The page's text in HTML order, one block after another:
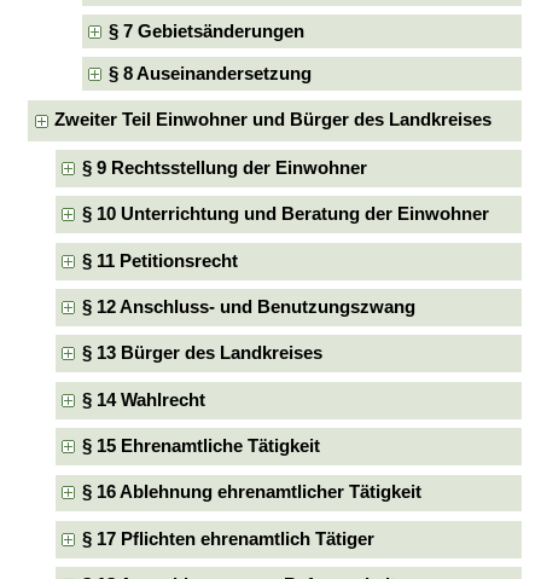
§ 7 Gebietsänderungen
§ 8 Auseinandersetzung
Zweiter Teil Einwohner und Bürger des Landkreises
§ 9 Rechtsstellung der Einwohner
§ 10 Unterrichtung und Beratung der Einwohner
§ 11 Petitionsrecht
§ 12 Anschluss- und Benutzungszwang
§ 13 Bürger des Landkreises
§ 14 Wahlrecht
§ 15 Ehrenamtliche Tätigkeit
§ 16 Ablehnung ehrenamtlicher Tätigkeit
§ 17 Pflichten ehrenamtlich Tätiger